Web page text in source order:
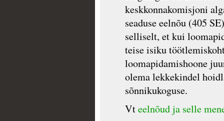
keskkonnakomisjoni
seaduse eelnõu (405
selliselt, et kui
teise isiku
loomapidamishoone
olema lekkekindel
sõnnikukoguse.
Vteelnõud ja selle